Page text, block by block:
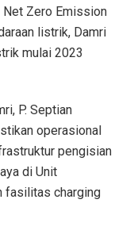
Zero Emission
listrik, Damri
mulai 2023
P. Septian
operasional
pengisian
di Unit
fasilitas charging